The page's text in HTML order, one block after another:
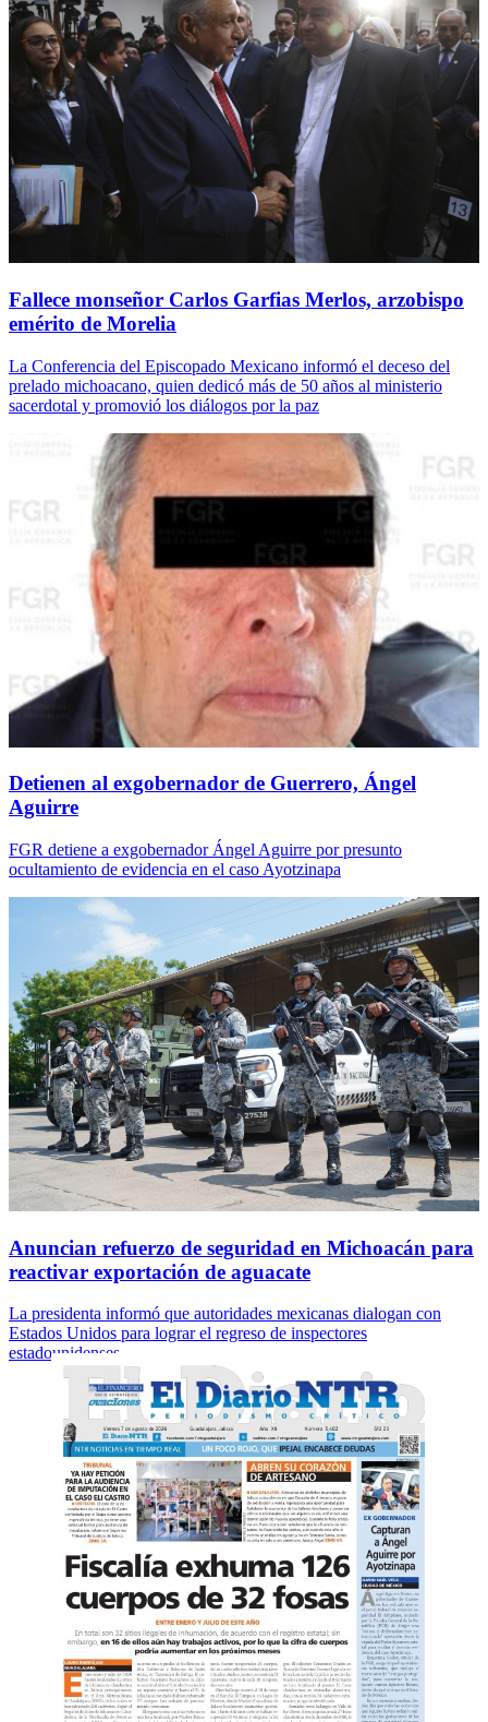
Fallece monseñor Carlos Garfias Merlos, arzobispo
emérito de Morelia
La Conferencia del Episcopado Mexicano informó el deceso del
prelado michoacano, quien dedicó más de 50 años al ministerio
sacerdotal y promovió los diálogos por la paz
Detienen al exgobernador de Guerrero, Ángel
Aguirre
FGR detiene a exgobernador Ángel Aguirre por presunto
ocultamiento de evidencia en el caso Ayotzinapa
Anuncian refuerzo de seguridad en Michoacán para
reactivar exportación de aguacate
La presidenta informó que autoridades mexicanas dialogan con
Estados Unidos para lograr el regreso de inspectores
estadounidenses